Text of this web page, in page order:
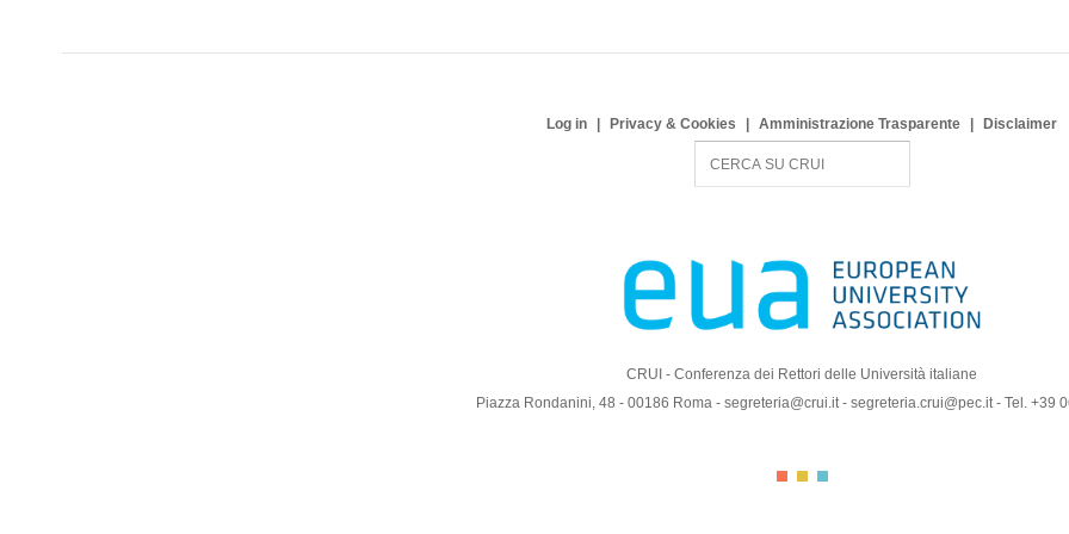
Log in Privacy & Cookies Amministrazione Trasparente Disclaimer
CRUI - Conferenza dei Rettori delle Università italiane
Piazza Rondanini, 48 - 00186 Roma - segreteria@crui.it - segreteria.crui@pec.it - Tel. +39